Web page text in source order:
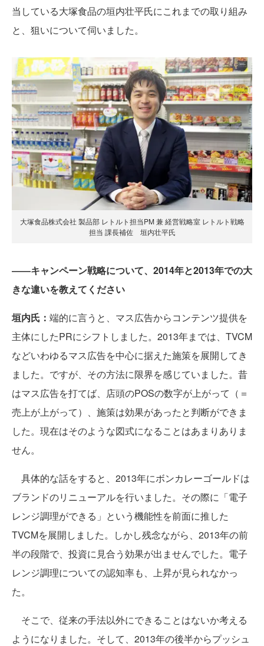
当している大塚食品の垣内壮平氏にこれまでの取り組み
と、狙いについて伺いました。
大塚食品株式会社 製品部 レトルト担当PM 兼 経営戦略室 レトルト戦略
担当 課長補佐 垣内壮平氏
――キャンペーン戦略について、2014年と2013年での大
きな違いを教えてください
垣内氏： 端的に言うと、マス広告からコンテンツ提供を
主体にしたPRにシフトしました。2013年までは、TVCM
などいわゆるマス広告を中心に据えた施策を展開してき
ました。ですが、その方法に限界を感じていました。昔
はマス広告を打てば、店頭のPOSの数字が上がって（＝
売上が上がって）、施策は効果があったと判断ができま
した。現在はそのような図式になることはあまりありま
せん。
具体的な話をすると、2013年にボンカレーゴールドは
ブランドのリニューアルを行いました。その際に「電子
レンジ調理ができる」という機能性を前面に推した
TVCMを展開しました。しかし残念ながら、2013年の前
半の段階で、投資に見合う効果が出ませんでした。電子
レンジ調理についての認知率も、上昇が見られなかっ
た。
そこで、従来の手法以外にできることはないか考える
ようになりました。そして、2013年の後半からプッシュ